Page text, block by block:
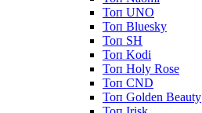
Топ UNO
Топ Bluesky
Топ SH
Топ Kodi
Топ Holy Rose
Топ CND
Топ Golden Beauty